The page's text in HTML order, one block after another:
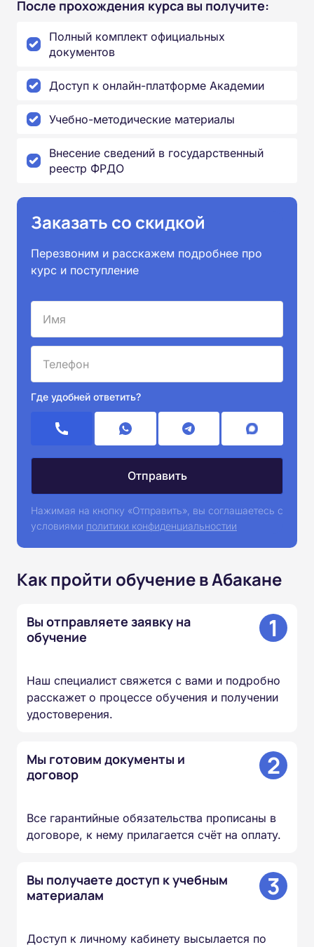
После прохождения курса вы получите:
Полный комплект официальных
документов
Доступ к онлайн-платформе Академии
Учебно-методические материалы
Внесение сведений в государственный
реестр ФРДО
Заказать со скидкой
Перезвоним и расскажем подробнее про
курс и поступление
Где удобней ответить?
Нажимая на кнопку «Отправить», вы соглашаетесь с
условиями политики конфиденциальностии
Как пройти обучение в Абакане
Вы отправляете заявку на
обучение
1
Наш специалист свяжется с вами и подробно
расскажет о процессе обучения и получении
удостоверения.
Мы готовим документы и
договор
2
Все гарантийные обязательства прописаны в
договоре, к нему прилагается счёт на оплату.
Вы получаете доступ к учебным
материалам
3
Доступ к личному кабинету высылается по